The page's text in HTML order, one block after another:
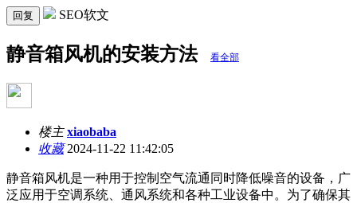
回复 SEO软文
静音箱风机的安装方法 看全部
楼主 xiaobaba
收藏2024-11-22 11:42:05
静音箱风机是一种用于控制空气流通同时降低噪音的设备，广
泛应用于空调系统、通风系统和各种工业设备中。为了确保其